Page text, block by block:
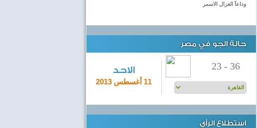
وداعآ الغزال الاسمر
حالة الجو في مصر
الاحد
11 أغسطس 2013
23 - 36
استطلاع الرأي